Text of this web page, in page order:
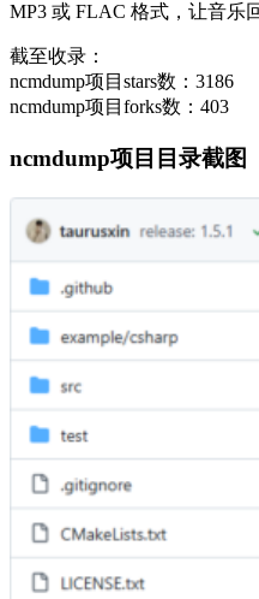
MP3 或 FLAC 格式，让音乐
截至收录：
ncmdump项目stars数：3186
ncmdump项目forks数：403
ncmdump项目目录截图